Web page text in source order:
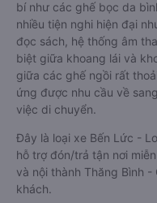
bí như các ghế bọc da
nhiều tiện nghi hiện đại
đọc sách, hệ thống âm
biệt giữa khoang lái và
giữa các ghế ngồi rất
ứng được nhu cầu về
việc di chuyển.
Đây là loại xe Bến Lức -
hỗ trợ đón/trả tận nơi
và nội thành Thăng Bình
khách.